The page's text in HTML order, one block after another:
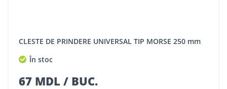
CLESTE DE PRINDERE UNIVERSAL TIP MORSE 250 mm
În stoc
67 MDL / BUC.